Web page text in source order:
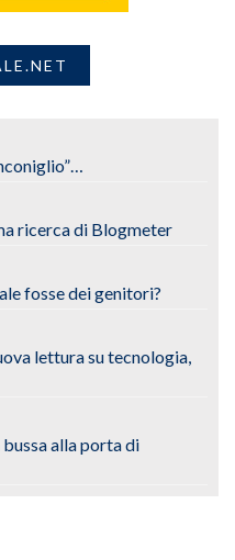
ricerca di Blogmeter
fosse dei genitori?
lettura su tecnologia,
alla porta di